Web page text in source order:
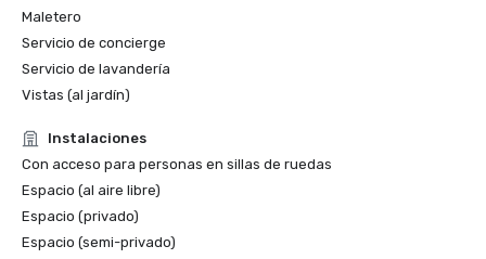
Maletero
Servicio de concierge
Servicio de lavandería
Vistas (al jardín)
Instalaciones
Con acceso para personas en sillas de ruedas
Espacio (al aire libre)
Espacio (privado)
Espacio (semi-privado)